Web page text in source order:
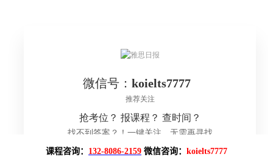
课程咨询： 132-8086-2159 微信咨询： koielts7777